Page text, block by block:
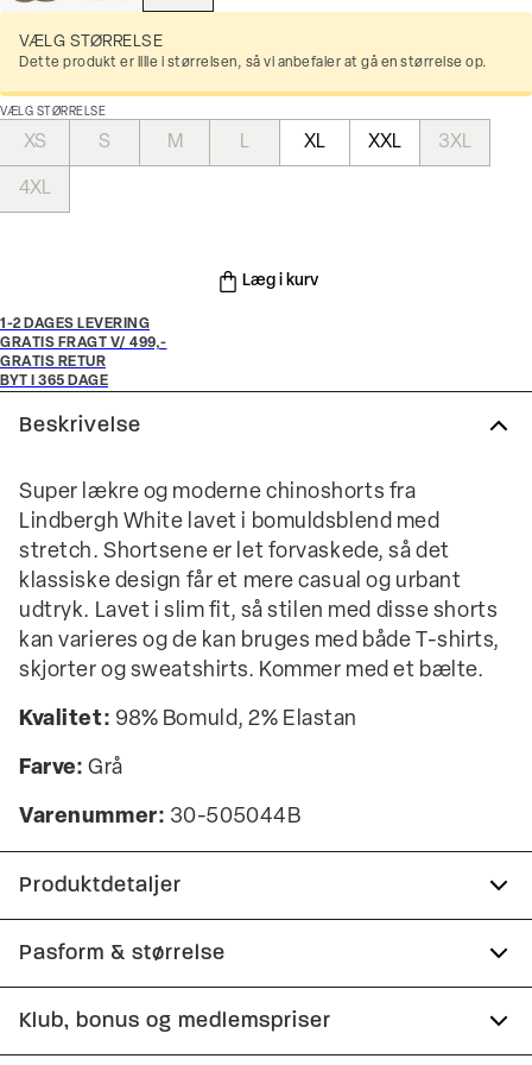
VÆLG STØRRELSE
Dette produkt er lille i størrelsen, så vi anbefaler at gå en størrelse op.
VÆLG STØRRELSE
XS S M L XL XXL 3XL
4XL
Læg i kurv
1-2 DAGES LEVERING
GRATIS FRAGT V/ 499,-
GRATIS RETUR
BYT I 365 DAGE
Beskrivelse
Super lækre og moderne chinoshorts fra
Lindbergh White lavet i bomuldsblend med
stretch. Shortsene er let forvaskede, så det
klassiske design får et mere casual og urbant
udtryk. Lavet i slim fit, så stilen med disse shorts
kan varieres og de kan bruges med både T-shirts,
skjorter og sweatshirts. Kommer med et bælte.
Kvalitet: 98% Bomuld, 2% Elastan
Farve: Grå
Varenummer: 30-505044B
Produktdetaljer
Der er to paspolerede baglommer med
knapper.
Shortsene har gylp med lynlås.
Pasform & størrelse
Fit:Slim fit
Klub, bonus og medlemspriser